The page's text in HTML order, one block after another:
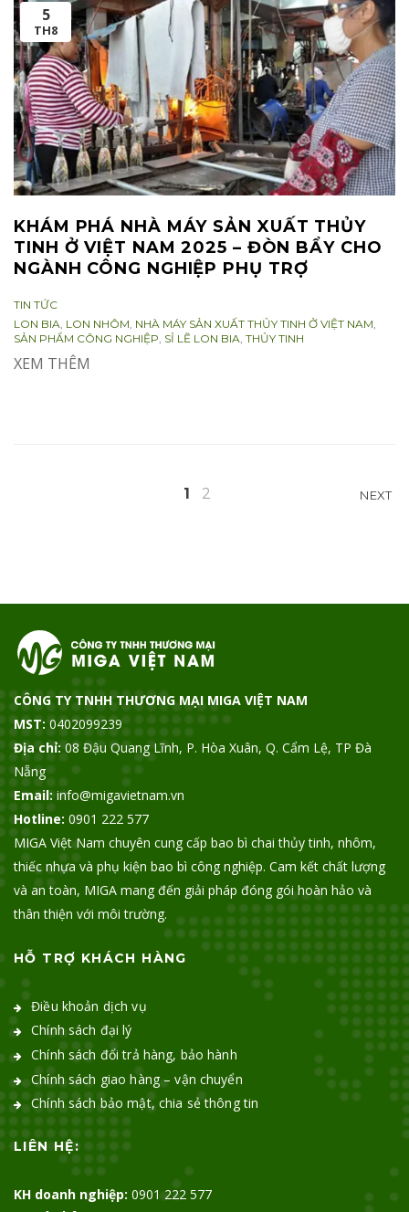
KHÁM PHÁ NHÀ MÁY SẢN XUẤT THỦY
TINH Ở VIỆT NAM 2025 – ĐÒN BẨY CHO
NGÀNH CÔNG NGHIỆP PHỤ TRỢ
CATEGORIES:
TIN TỨC
TAGS:
LON BIA LON NHÔM NHÀ MÁY SẢN XUẤT THỦY TINH Ở VIỆT NAM
SẢN PHẨM CÔNG NGHIỆP SỈ LẼ LON BIA THỦY TINH
5
TH8
XEM THÊM
viết
1 2 NEXT
CÔNG TY TNHH THƯƠNG MẠI MIGA VIỆT NAM
MST:0402099239
Địa chỉ:08 Đậu Quang Lĩnh, P. Hòa Xuân, Q. Cẩm Lệ, TP Đà
Nẵng
Email:info@migavietnam.vn
Hotline: 0901 222 577
MIGA Việt Nam chuyên cung cấp bao bì chai thủy tinh, nhôm,
thiếc nhựa và phụ kiện bao bì công nghiệp. Cam kết chất lượng
và an toàn, MIGA mang đến giải pháp đóng gói hoàn hảo và
thân thiện với môi trường.
HỖ TRỢ KHÁCH HÀNG
Điều khoản dịch vụ
Chính sách đại lý
Chính sách đổi trả hàng, bảo hành
Chính sách giao hàng – vận chuyển
Chính sách bảo mật, chia sẻ thông tin
LIÊN HỆ:
KH doanh nghiệp: 0901 222 577